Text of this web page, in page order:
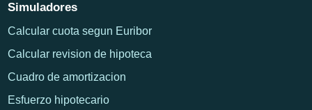
Simuladores
Calcular cuota segun Euribor
Calcular revision de hipoteca
Cuadro de amortizacion
Esfuerzo hipotecario